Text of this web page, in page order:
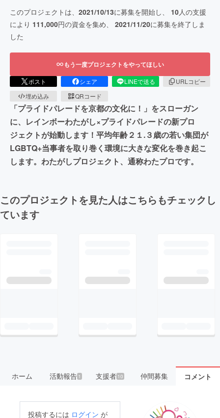
このプロジェクトは、 2021/10/13に募集を開始し、 10人の支援
により 111,000円の資金を集め、 2021/11/20に募集を終了しま
した
もう一度プロジェクトをやってほしい
ポスト シェア LINEで送る
URLコピー
埋め込み
QRコード
「プライドパレードを京都の文化に！」をスローガン
に、レインボーわたがし×プライドパレードの新プロ
ジェクトが始動します！平均年齢２１.３歳の若い集団が
LGBTQ+当事者を取り巻く環境に大きな変化を巻き起こ
します。わたがしプロジェクト、通称わたプロです。
このプロジェクトを見た人はこちらもチェックし
ています
ホーム 活動報告1 支援者 10 仲間募集 コメント
投稿するには ログイン が